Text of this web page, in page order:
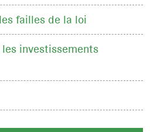
failles de la loi
investissements